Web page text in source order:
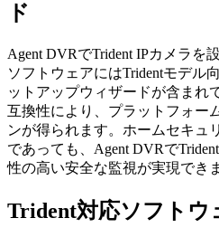
ド
Agent DVRでTrident IPカメラを
ソフトウェアにはTridentモデル
ットアップウィザードが含まれ
互換性により、プラットフォー
ンが得られます。ホームセキュ
であっても、Agent DVRで
性の高い安全な監視が実現でき
Trident対応ソフトウ